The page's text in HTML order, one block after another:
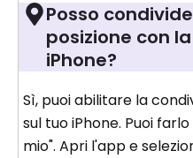
Posso
posizione con
iPhone?
Sì, puoi abilitare la
sul tuo iPhone. Puoi
mio". Apri l'app e